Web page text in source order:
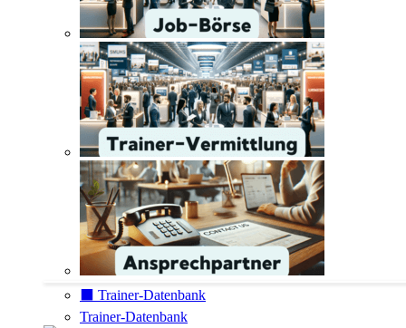
⬛️ Trainer-Datenbank
Trainer-Datenbank